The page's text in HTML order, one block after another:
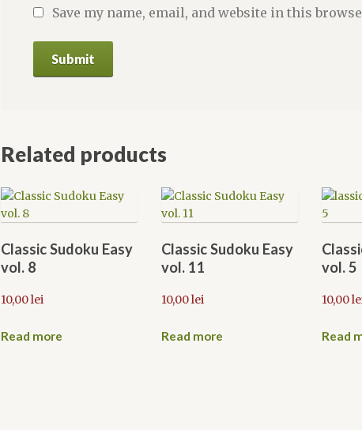
Save my name, email, and website in this
Related products
Classic Sudoku Easy
vol. 8
10,00lei
Read more
Classic Sudoku Easy
vol. 11
10,00lei
Read more
vol. 5
10,00
Read